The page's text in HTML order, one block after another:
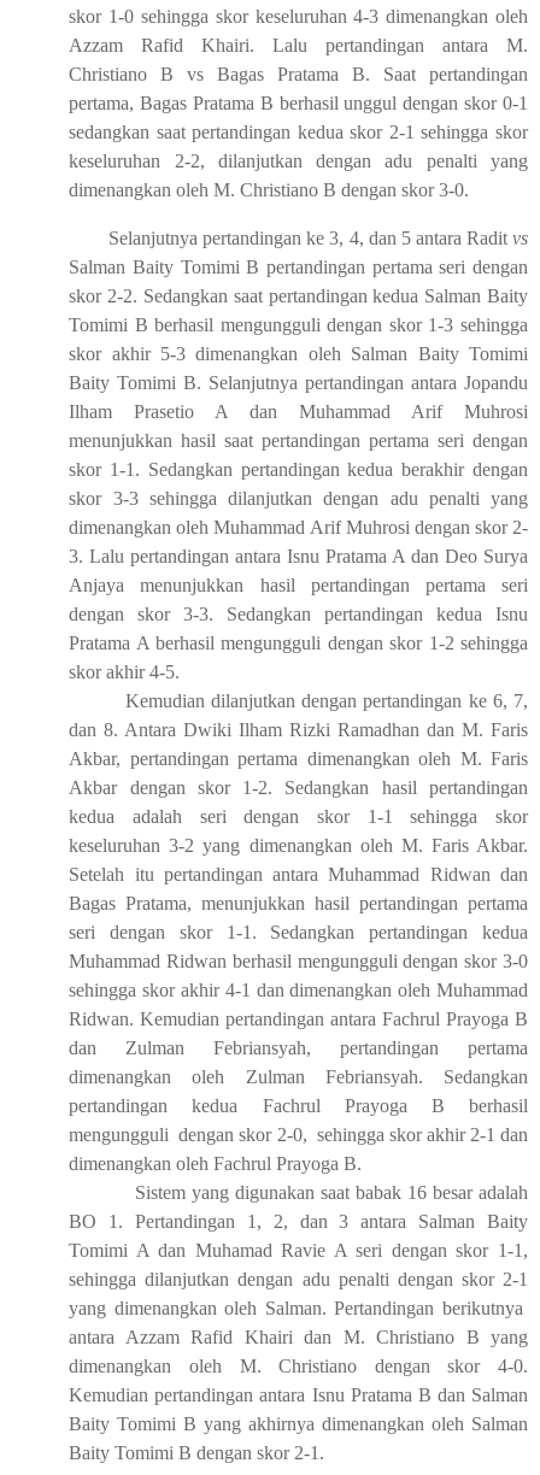
skor 1-0 sehingga skor keseluruhan 4-3 dimenangkan oleh
Azzam Rafid Khairi. Lalu pertandingan antara M.
Christiano B vs Bagas Pratama B. Saat pertandingan
pertama, Bagas Pratama B berhasil unggul dengan skor 0-1
sedangkan saat pertandingan kedua skor 2-1 sehingga skor
keseluruhan 2-2, dilanjutkan dengan adu penalti yang
dimenangkan olehM. Christiano B dengan skor 3-0.
Selanjutnya pertandingan ke 3, 4, dan 5 antara Raditvs
Salman Baity Tomimi B pertandingan pertama seri dengan
skor 2-2. Sedangkan saat pertandingan kedua Salman Baity
Tomimi B berhasil mengungguli dengan skor 1-3 sehingga
skor akhir 5-3 dimenangkan oleh Salman Baity Tomimi
Baity Tomimi B. Selanjutnya pertandingan antara Jopandu
Ilham Prasetio A dan Muhammad Arif Muhrosi
menunjukkan hasil saat pertandingan pertama seri dengan
skor 1-1. Sedangkan pertandingan kedua berakhir dengan
skor 3-3 sehingga dilanjutkan dengan adu penalti yang
dimenangkan oleh Muhammad Arif Muhrosi dengan skor 2-
3. Lalu pertandingan antara Isnu Pratama A dan Deo Surya
Anjaya menunjukkan hasil pertandingan pertama seri
dengan skor 3-3. Sedangkan pertandingan kedua Isnu
Pratama A berhasil mengungguli dengan skor 1-2 sehingga
skor akhir 4-5.
Kemudian dilanjutkan dengan pertandingan ke 6, 7,
dan 8. Antara Dwiki Ilham Rizki Ramadhan dan M. Faris
Akbar, pertandingan pertama dimenangkan oleh M. Faris
Akbar dengan skor 1-2. Sedangkan hasil pertandingan
kedua adalah seri dengan skor 1-1 sehingga skor
keseluruhan 3-2 yang dimenangkan oleh M. Faris Akbar.
Setelah itu pertandingan antara Muhammad Ridwan dan
Bagas Pratama, menunjukkan hasil pertandingan pertama
seri dengan skor 1-1. Sedangkan pertandingan kedua
Muhammad Ridwan berhasil mengungguli dengan skor 3-0
sehingga skor akhir 4-1 dan dimenangkan oleh Muhammad
Ridwan. Kemudian pertandingan antara Fachrul Prayoga B
dan Zulman Febriansyah, pertandingan pertama
dimenangkan oleh Zulman Febriansyah. Sedangkan
pertandingan kedua Fachrul Prayoga B berhasil
mengungguli dengan skor 2-0, sehingga skor akhir 2-1 dan
dimenangkan oleh Fachrul Prayoga B.
Sistem yang digunakan saat babak 16 besar adalah
BO 1. Pertandingan 1, 2, dan 3 antara Salman Baity
Tomimi A dan Muhamad Ravie A seri dengan skor 1-1,
sehingga dilanjutkan dengan adu penalti dengan skor 2-1
yang dimenangkan oleh Salman. Pertandingan berikutnya
antara Azzam Rafid Khairi dan M. Christiano B yang
dimenangkan oleh M. Christiano dengan skor 4-0.
Kemudian pertandingan antara Isnu Pratama B dan Salman
Baity Tomimi B yang akhirnya dimenangkan oleh Salman
Baity Tomimi B dengan skor 2-1.